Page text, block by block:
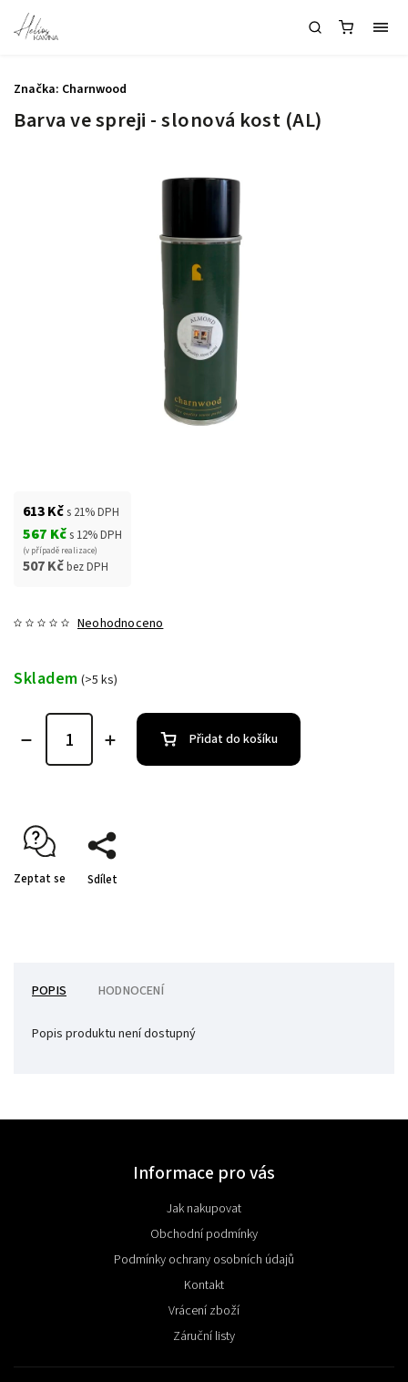
Barva ve spreji - slonová kost (AL)
613 Kčs 21% DPH
567 Kčs 12% DPH
(v případě realizace)
507 Kčbez DPH
Neohodnoceno
Značka: Charnwood
Skladem (>5 ks)
Přidat do košíku
Zeptat se Sdílet
POPIS HODNOCENÍ
Popis produktu není dostupný
Informace pro vás
Jak nakupovat
Obchodní podmínky
Podmínky ochrany osobních údajů
Kontakt
Vrácení zboží
Záruční listy